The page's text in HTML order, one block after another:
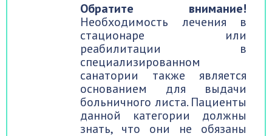
Обратите внимание!
Необходимость лечения в
стационаре или
реабилитации в
специализированном
санатории также является
основанием для выдачи
больничного листа. Пациенты
данной категории должны
знать, что они не обязаны